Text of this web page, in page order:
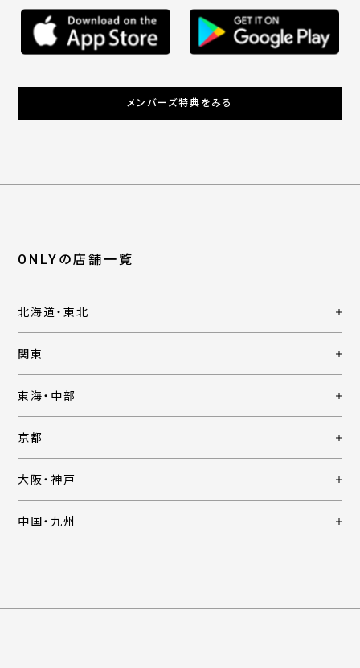
メンバーズ特典をみる
ONLYの店舗一覧
北海道・東北
関東
東海・中部
京都
大阪・神戸
中国・九州